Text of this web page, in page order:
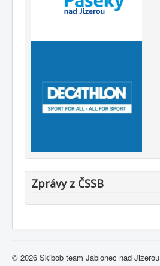
Zprávy z ČSSB
© 2026 Skibob team Jablonec nad Jizerou